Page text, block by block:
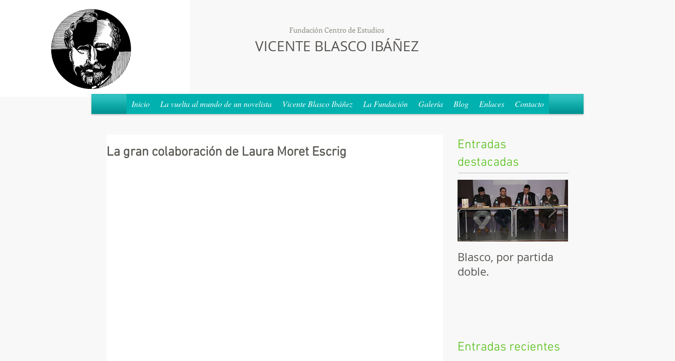
Inicio La vuelta al mundo de un novelista Vicente Blasco Ibáñez La Fundación Galería Blog Enlaces Contacto
Fundación Centro de Estudios
VICENTE BLASCO IBÁÑEZ
La gran colaboración de Laura Moret Escrig
Entradas
destacadas
Blasco, por partida
doble.
Entradas recientes